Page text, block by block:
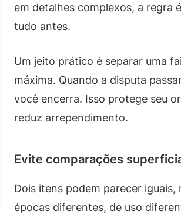
em detalhes complexos, a regra
tudo antes.
Um jeito prático é separar uma
máxima. Quando a disputa
você encerra. Isso protege seu
reduz arrependimento.
Evite comparações
Dois itens podem parecer iguais,
épocas diferentes, de uso